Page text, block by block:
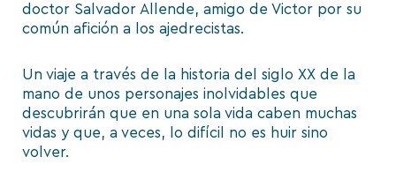
doctor Salvador Allende, amigo de Victor por su
común afición a los ajedrecistas.
Un viaje a través de la historia del siglo XX de la
mano de unos personajes inolvidables que
descubrirán que en una sola vida caben muchas
vidas y que, a veces, lo difícil no es huir sino
volver.